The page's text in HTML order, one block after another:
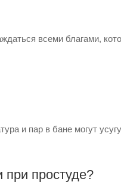
всеми благами,
и пар в бане могут
простуде?